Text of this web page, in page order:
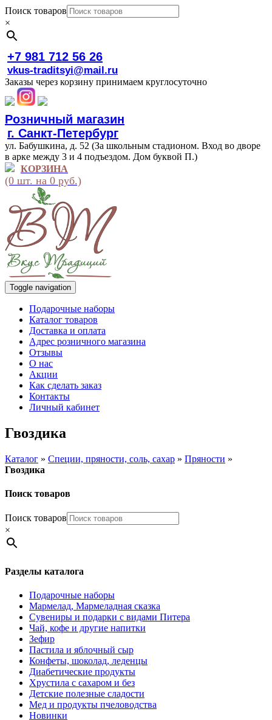
Поиск товаров
×
+7 981 712 56 26
vkus-traditsyi@mail.ru
Заказы через корзину принимаем круглосуточно
Розничный магазин
г. Санкт-Петербург
ул. Бабушкина, д. 52 (За школьным стадионом. Вход во дворе
в арке между 3 и 4 подъездом. Дом буквой П.)
КОРЗИНА
(0 шт. на 0 руб.)
Toggle navigation
Подарочные наборы
Каталог товаров
Доставка и оплата
Адрес розничного магазина
Отзывы
О нас
Акции
Как сделать заказ
Контакты
Личный кабинет
Гвоздика
Каталог » Специи, пряности, соль, сахар » Пряности »
Гвоздика
Поиск товаров
Поиск товаров
×
Разделы каталога
Подарочные наборы
Мармелад, Мармеладная сказка
Сувениры и подарки с видами Питера
Чай, кофе и другие напитки
Зефир
Пастила и яблочный сыр
Конфеты, шоколад, леденцы
Диабетические продукты
Хрустила с сахаром и без
Детские полезные сладости
Мед и продукты пчеловодства
Новинки